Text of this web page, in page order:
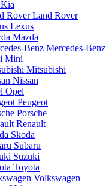
Kia
Land Rover
Lexus
Mazda
Mercedes-Benz
Mini
Mitsubishi
Nissan
Opel
Peugeot
Porsche
Renault
Skoda
Subaru
Suzuki
Toyota
Volkswagen